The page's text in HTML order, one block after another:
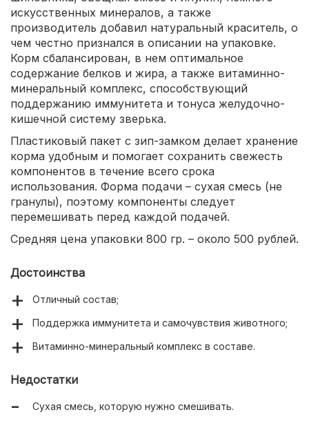
искусственных минералов, а также
производитель добавил натуральный краситель, о
чем честно признался в описании на упаковке.
Корм сбалансирован, в нем оптимальное
содержание белков и жира, а также витаминно-
минеральный комплекс, способствующий
поддержанию иммунитета и тонуса желудочно-
кишечной систему зверька.
Пластиковый пакет с зип-замком делает хранение
корма удобным и помогает сохранить свежесть
компонентов в течение всего срока
использования. Форма подачи – сухая смесь (не
гранулы), поэтому компоненты следует
перемешивать перед каждой подачей.
Средняя цена упаковки 800 гр. – около 500 рублей.
Достоинства
Отличный состав;
Поддержка иммунитета и самочувствия животного;
Витаминно-минеральный комплекс в составе.
Недостатки
Сухая смесь, которую нужно смешивать.